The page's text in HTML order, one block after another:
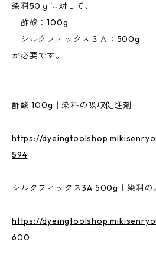
染料50ｇに対して、
酢酸：100g
シルクフィックス３Ａ：500g
が必要です。
酢酸 100g｜染料の吸収促進剤
https://
594
シルクフィックス3A 500g｜染料の
https://
600